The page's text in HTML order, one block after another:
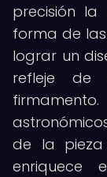
precisión
forma de
lograr un
refleje de
de la pieza
enriquece